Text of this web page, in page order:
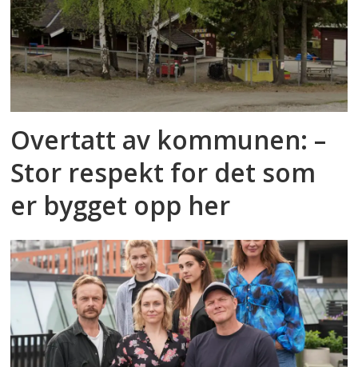
Overtatt av kommunen: –
Stor respekt for det som
er bygget opp her